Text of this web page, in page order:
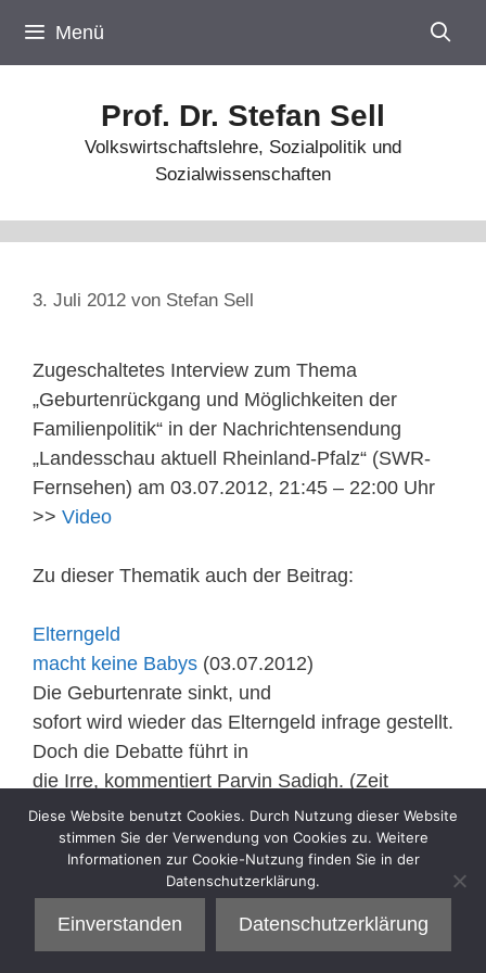
Inhalt
springen
Menü
Prof. Dr. Stefan Sell
Volkswirtschaftslehre, Sozialpolitik und
Sozialwissenschaften
3. Juli 2012 von Stefan Sell
Zugeschaltetes Interview zum Thema
„Geburtenrückgang und Möglichkeiten der
Familienpolitik“ in der Nachrichtensendung
„Landesschau aktuell Rheinland-Pfalz“ (SWR-
Fernsehen) am 03.07.2012, 21:45 – 22:00 Uhr
>> Video
Zu dieser Thematik auch der Beitrag:
Elterngeld
macht keine Babys (03.07.2012)
Die Geburtenrate sinkt, und
sofort wird wieder das Elterngeld infrage gestellt.
Doch die Debatte führt in
die Irre, kommentiert Parvin Sadigh. (Zeit
Online)
Diese Website benutzt Cookies. Durch Nutzung dieser Website
stimmen Sie der Verwendung von Cookies zu. Weitere
Informationen zur Cookie-Nutzung finden Sie in der
Datenschutzerklärung.
Einverstanden Datenschutzerklärung